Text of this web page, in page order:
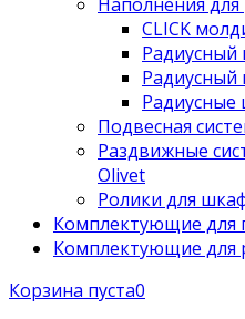
CLICK
Радиусный
Радиусный
Радиусные
Подвесная
Раздвижные
Olivet
Ролики для
Комплектующие
Комплектующие для
Корзина пуста0